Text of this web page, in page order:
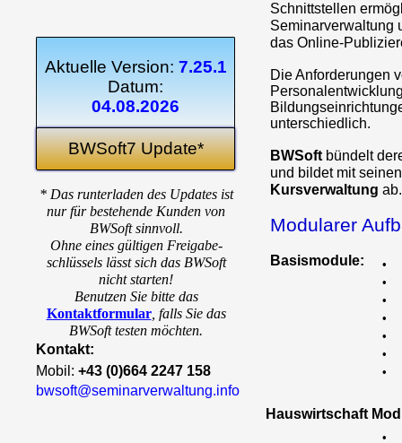
Schnittstellen
Seminarverwaltung
das Online-
Die Anforderungen
unterschiedlich.
BWSoft bündelt
und bildet mit
Kursverwaltung ab.
Modularer
Basismodule:
Aktuelle Version: 7.25.1
Datum:
04.08.2026
BWSoft7 Update*
Kontakt:
Mobil: +43 (0)664 2247 158
bwsoft@seminarverwaltung.info
* Das runterladen des Updates ist
nur für bestehende Kunden von
BWSoft sinnvoll.
Ohne eines gültigen Freigabe-
schlüssels lässt sich das BWSoft
nicht starten!
Benutzen Sie bitte das
Kontaktformular, falls Sie das
BWSoft testen möchten.
•
•
•
•
•
•
•
Hauswirtschaft
•